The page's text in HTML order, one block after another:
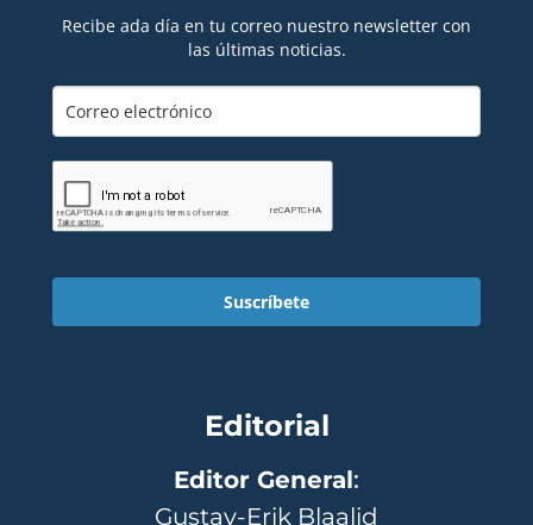
Recibe ada día en tu correo nuestro newsletter con
las últimas noticias.
Suscríbete
Editorial
Editor General:
Gustav-Erik Blaalid